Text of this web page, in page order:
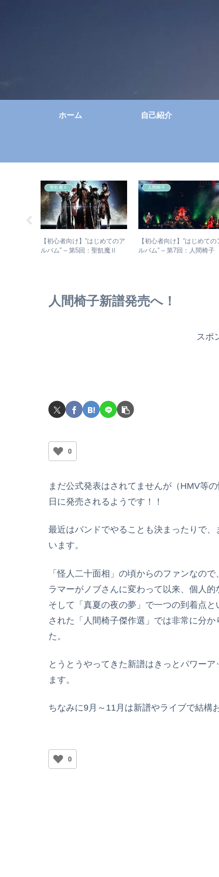
ホーム 自己紹介
聖飢魔Ⅱ
【初心者向け】”はじめてのア
ルバム” – 第5回：聖飢魔Ⅱ
人間椅子
【初心者向け】”はじめての
ルバム” – 第7回：人間椅
人間椅子新譜発売へ！
スポ
0
まだ公式発表はされてませんが（HMV等
日に発売されるようです！！
最近はバンドでやることも決まったりで
います。
「怪人二十面相」の頃からのファンなの
ラマーがノブさんに変わって以来、個人
そして「真夏の夜の夢」で一つの到着点
された「人間椅子傑作選」では非常に分
た。
とうとうやってきた新譜はきっとパワー
ます。
ちなみに9月～11月は新譜やライブで結構
0